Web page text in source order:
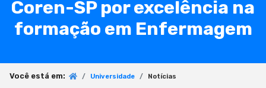
Coren-SP por excelência na
formação em Enfermagem
Você está em: Universidade Notícias